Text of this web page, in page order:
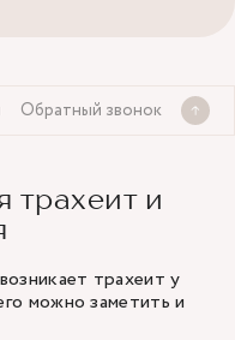
Обратный звонок
трахеит и
трахеит у
можно заметить и